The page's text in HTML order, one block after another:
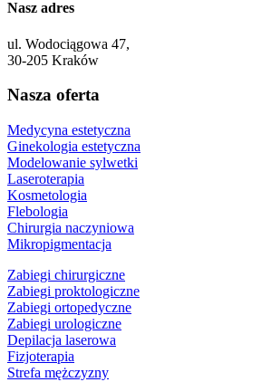
Nasz adres
ul. Wodociągowa 47,
30-205 Kraków
Nasza oferta
Medycyna estetyczna
Ginekologia estetyczna
Modelowanie sylwetki
Laseroterapia
Kosmetologia
Flebologia
Chirurgia naczyniowa
Mikropigmentacja
Zabiegi chirurgiczne
Zabiegi proktologiczne
Zabiegi ortopedyczne
Zabiegi urologiczne
Depilacja laserowa
Fizjoterapia
Strefa mężczyzny